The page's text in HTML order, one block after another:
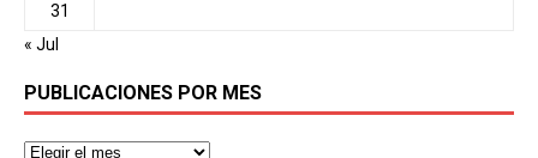
31
« Jul
PUBLICACIONES POR MES